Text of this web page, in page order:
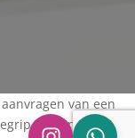
van een
en een fijne